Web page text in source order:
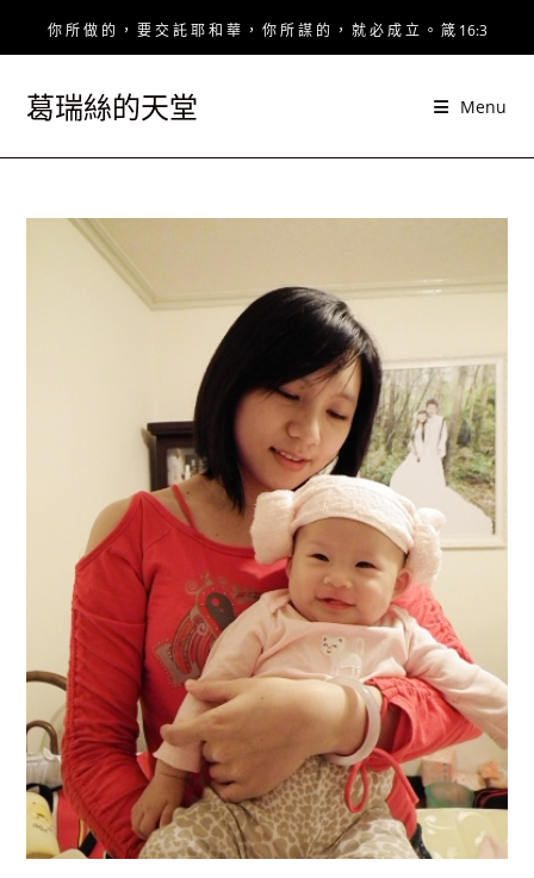
你 所 做 的 ， 要 交 託 耶 和 華 ， 你 所 謀 的 ， 就 必 成 立 。 箴 16:3
葛瑞絲的天堂 Menu